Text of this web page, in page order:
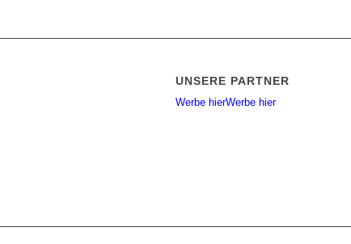
UNSERE PARTNER
Werbe hierWerbe hier